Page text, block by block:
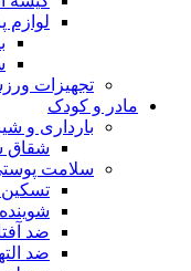
لوازم
تجهیزات
مادر و کودک
بارداری و
شقاق
سلامت
ضد
ضد